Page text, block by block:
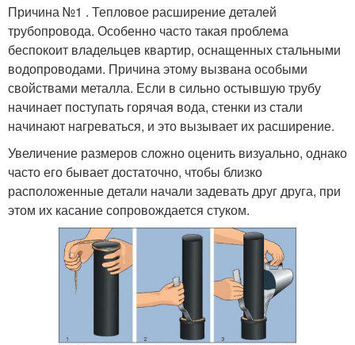
Причина №1 . Тепловое расширение деталей
трубопровода. Особенно часто такая проблема
беспокоит владельцев квартир, оснащенных стальными
водопроводами. Причина этому вызвана особыми
свойствами металла. Если в сильно остывшую трубу
начинает поступать горячая вода, стенки из стали
начинают нагреваться, и это вызывает их расширение.
Увеличение размеров сложно оценить визуально, однако
часто его бывает достаточно, чтобы близко
расположенные детали начали задевать друг друга, при
этом их касание сопровождается стуком.